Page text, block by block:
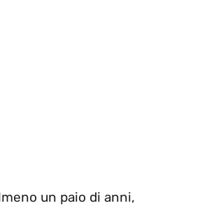
un paio di anni,